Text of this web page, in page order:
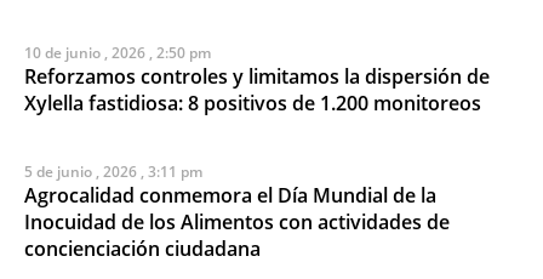
10 de junio , 2026 , 2:50 pm
Reforzamos controles y limitamos la dispersión de
Xylella fastidiosa: 8 positivos de 1.200 monitoreos
5 de junio , 2026 , 3:11 pm
Agrocalidad conmemora el Día Mundial de la
Inocuidad de los Alimentos con actividades de
concienciación ciudadana